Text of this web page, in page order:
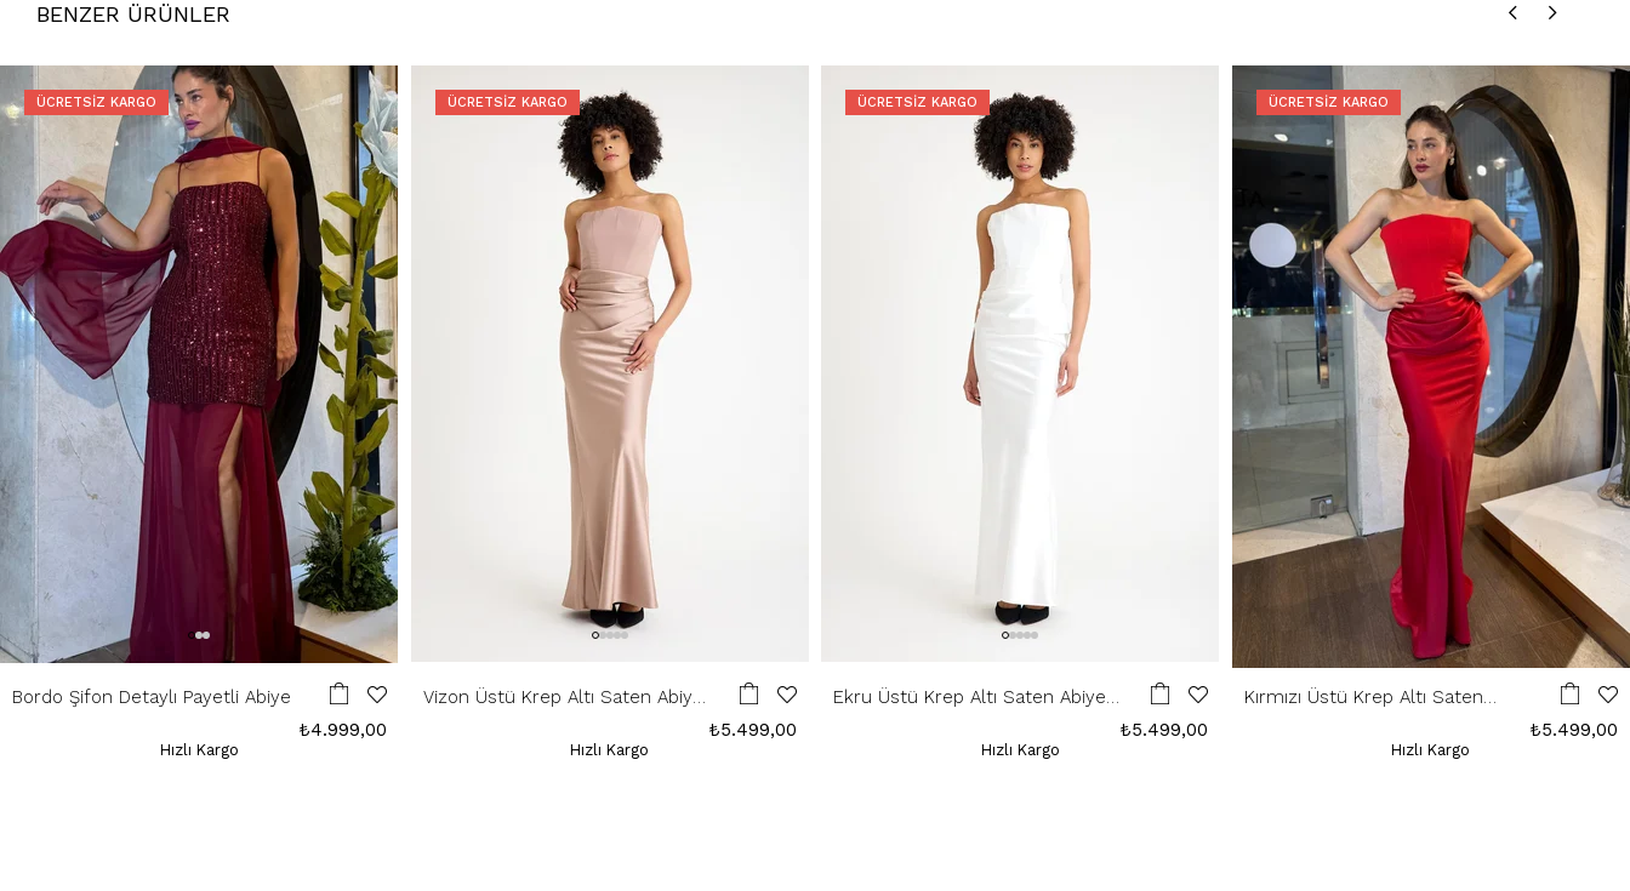
BENZER ÜRÜNLER
Bordo Şifon Detaylı Payetli Abiye
₺4.999,00
Hızlı Kargo
ÜCRETSIZ KARGO
Vizon Üstü Krep Altı Saten Abiye
₺5.499,00
Hızlı Kargo
ÜCRETSIZ KARGO
Ekru Üstü Krep Altı Saten Abiye
₺5.499,00
Hızlı Kargo
ÜCRETSIZ KARGO
Kırmızı Üstü Krep Altı Saten
₺5.499,00
Hızlı Kargo
ÜCRETSIZ KARGO